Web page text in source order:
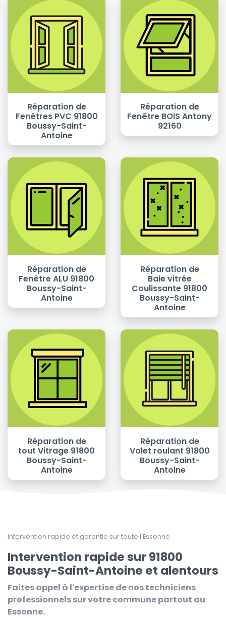
Réparation de
Fenêtres PVC 91800
Boussy-Saint-
Antoine
Réparation de
Fenêtre BOIS Antony
92160
Réparation de
Fenêtre ALU 91800
Boussy-Saint-
Antoine
Réparation de
Baie vitrée
Coulissante 91800
Boussy-Saint-
Antoine
Réparation de
tout Vitrage 91800
Boussy-Saint-
Antoine
Réparation de
Volet roulant 91800
Boussy-Saint-
Antoine
Intervention rapide et garantie sur toute l'Essonne
Intervention rapide sur 91800
Boussy-Saint-Antoine et alentours
Faites appel à l'expertise de nos techniciens
professionnels sur votre commune partout au
Essonne.